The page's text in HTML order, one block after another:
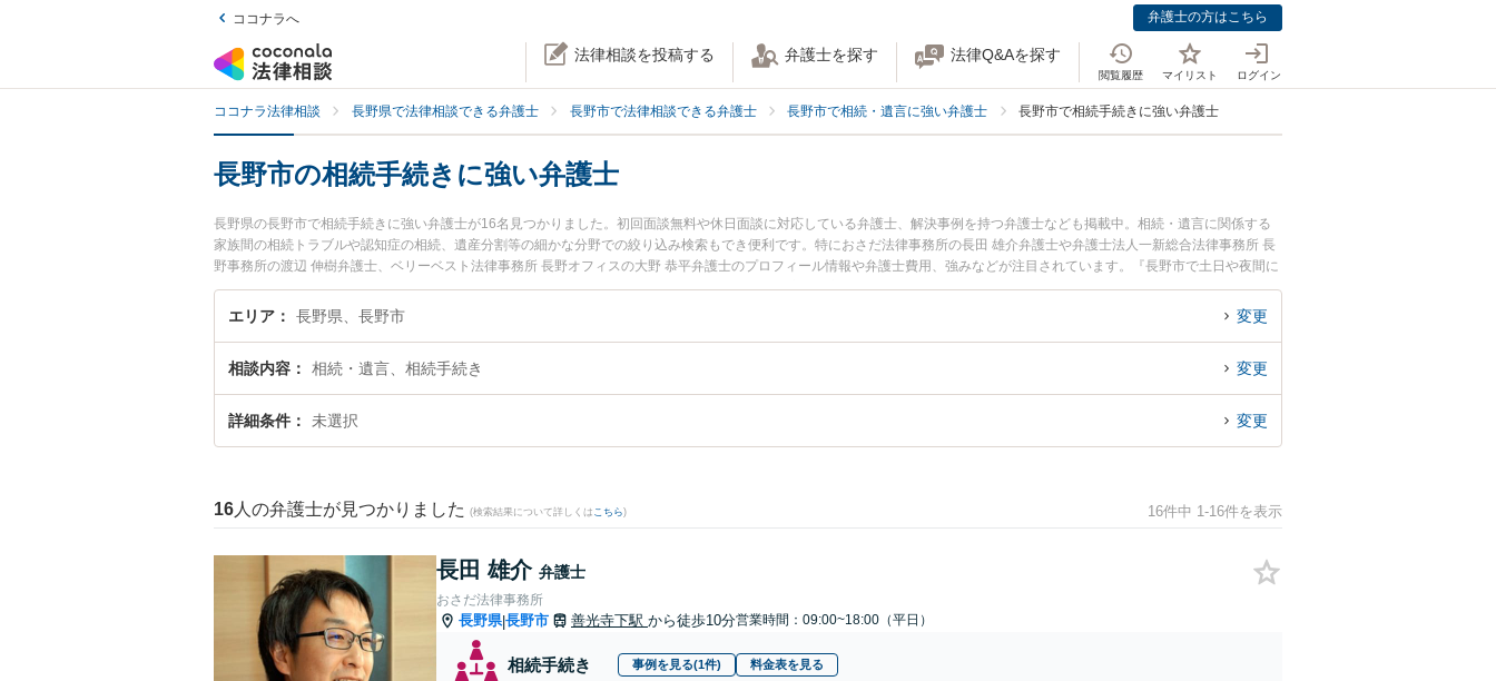
ココナラへ 弁護士の方はこちら
法律相談を投稿する 弁護士を探す 法律Q&Aを探す
閲覧履歴 マイリスト ログイン
ココナラ法律相談 長野県で法律相談できる弁護士 長野市で法律相談できる弁護士 長野市で相続・遺言に強い弁護士 長野市で相続手続きに強い弁護士
長野市の相続手続きに強い弁護士
長野県の長野市で相続手続きに強い弁護士が16名見つかりました。初回面談無料や休日面談に対応している弁護士、解決事例を持つ弁護士なども掲載中。相続・遺言に関係する
家族間の相続トラブルや認知症の相続、遺産分割等の細かな分野での絞り込み検索もでき便利です。特におさだ法律事務所の長田 雄介弁護士や弁護士法人一新総合法律事務所 長
野事務所の渡辺 伸樹弁護士、ベリーベスト法律事務所 長野オフィスの大野 恭平弁護士のプロフィール情報や弁護士費用、強みなどが注目されています。『長野市で土日や夜間に
発生した相続手続きのトラブルを今すぐに弁護士に相談したい』『相続手続きのトラブル解決の実績豊富な近くの弁護士を検索したい』『初回相談無料で相続手続きを法律相談で
きる長野市内の弁護士に相談予約したい』などでお困りの相談者さんにおすすめです。
エリア 長野県、長野市 変更
相談内容 相続・遺言、相続手続き 変更
詳細条件 未選択 変更
16 人の弁護士が見つかりました (検索結果について詳しくは こちら) 16件中 1-16件を表示
長田 雄介 弁護士
おさだ法律事務所
長野県|長野市 善光寺下駅 から徒歩10分営業時間：09:00~18:00（平日）
相続手続き 事例を見る(1件) 料金表を見る